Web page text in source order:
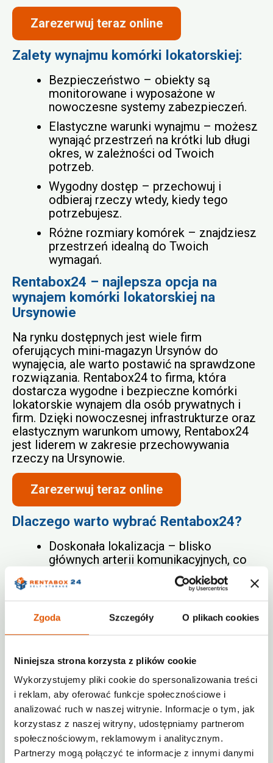
Zgoda Szczegóły O plikach cookies
Niniejsza strona korzysta z plików cookie
Wykorzystujemy pliki cookie do spersonalizowania treści
i reklam, aby oferować funkcje społecznościowe i
analizować ruch w naszej witrynie. Informacje o tym, jak
korzystasz z naszej witryny, udostępniamy partnerom
społecznościowym, reklamowym i analitycznym.
Partnerzy mogą połączyć te informacje z innymi danymi
Zarezerwuj teraz online
Zalety wynajmu komórki lokatorskiej:
Bezpieczeństwo – obiekty są
monitorowane i wyposażone w
nowoczesne systemy zabezpieczeń.
Elastyczne warunki wynajmu – możesz
wynająć przestrzeń na krótki lub długi
okres, w zależności od Twoich
potrzeb.
Wygodny dostęp – przechowuj i
odbieraj rzeczy wtedy, kiedy tego
potrzebujesz.
Różne rozmiary komórek – znajdziesz
przestrzeń idealną do Twoich
wymagań.
Rentabox24 – najlepsza opcja na
wynajem komórki lokatorskiej na
Ursynowie
Na rynku dostępnych jest wiele firm
oferujących mini-magazyn Ursynów do
wynajęcia, ale warto postawić na sprawdzone
rozwiązania. Rentabox24 to firma, która
dostarcza wygodne i bezpieczne komórki
lokatorskie wynajem dla osób prywatnych i
firm. Dzięki nowoczesnej infrastrukturze oraz
elastycznym warunkom umowy, Rentabox24
jest liderem w zakresie przechowywania
rzeczy na Ursynowie.
Zarezerwuj teraz online
Dlaczego warto wybrać Rentabox24?
Doskonała lokalizacja – blisko
głównych arterii komunikacyjnych, co
ułatwia transport do mini-magazynów
Ursynów.
wynajmu dostosowane do różnych
budżetów.
wynajętej komórki lokatorskiej w
dogodnym dla siebie czasie.
Dodatkowe udogodnienia – możliwość
skorzystania z wózków
transportowych na miejscu.
Co możesz przechowywać w komórce